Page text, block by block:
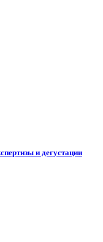
и дегустации